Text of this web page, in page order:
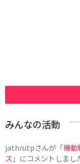
みんなの活動
jathrutpさんが「機動
ス 」にコメントしまし